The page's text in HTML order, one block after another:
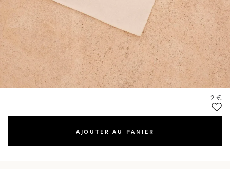
2 €
AJOUTER AU PANIER